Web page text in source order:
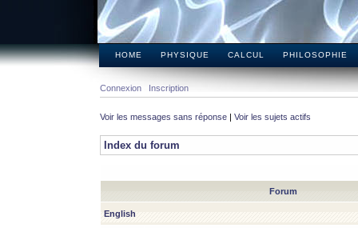
HOME PHYSIQUE CALCUL PHILOSOPHIE
Connexion Inscription
Voir les messages sans réponse | Voir les sujets actifs
Index du forum
Forum
English